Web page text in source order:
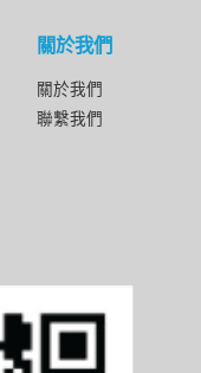
關於我們
關於我們
聯繫我們